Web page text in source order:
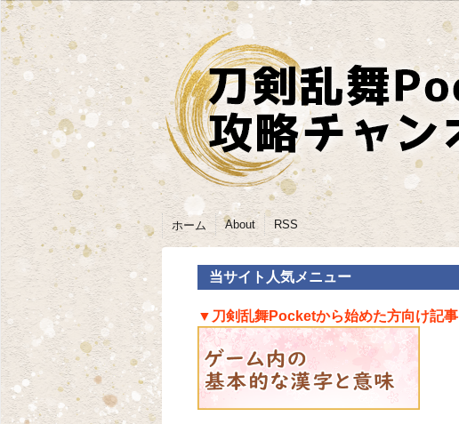
ホーム About RSS
当サイト人気メニュー
▼刀剣乱舞Pocketから始めた方向け記事